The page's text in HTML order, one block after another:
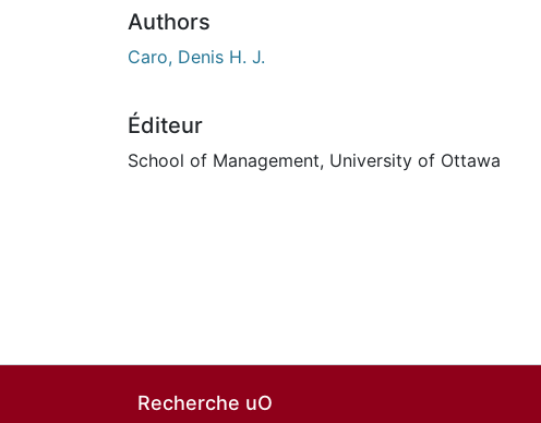
Authors
Caro, Denis H. J.
Éditeur
School of Management, University of Ottawa
Recherche uO